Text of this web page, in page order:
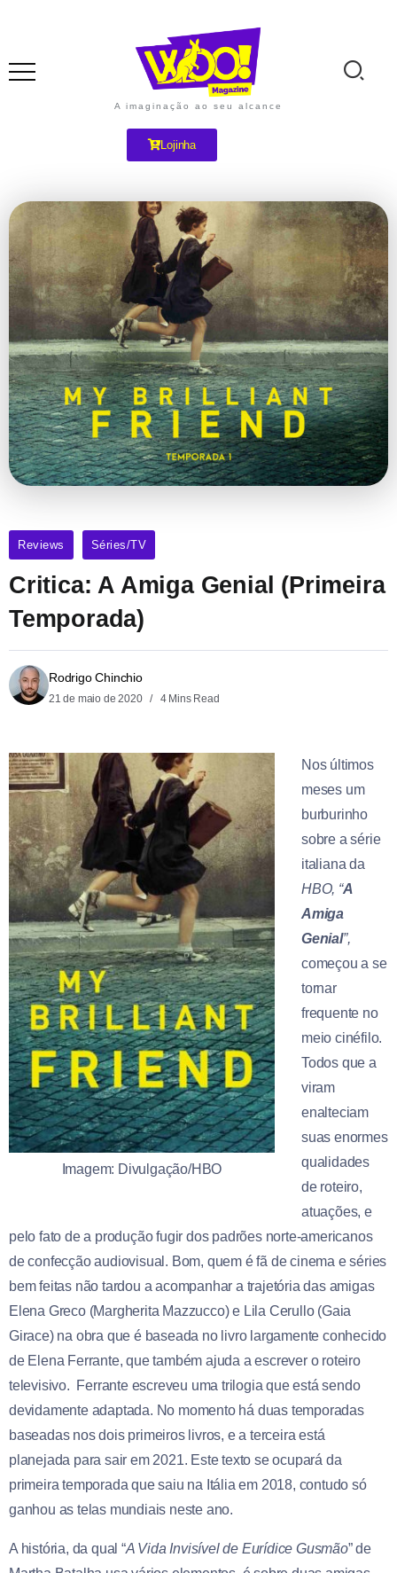
A imaginação ao seu alcance
Lojinha
Reviews Séries/TV
Critica: A Amiga Genial (Primeira
Temporada)
Rodrigo Chinchio
21 de maio de 2020 4 Mins Read
Imagem: Divulgação/HBO
Nos últimos
meses um
burburinho
sobre a série
italiana da
HBO, “A
Amiga
Genial”,
começou a se
tornar
frequente no
meio cinéfilo.
Todos que a
viram
enalteciam
suas enormes
qualidades
de roteiro,
atuações, e
pelo fato de a produção fugir dos padrões norte-americanos
de confecção audiovisual. Bom, quem é fã de cinema e séries
bem feitas não tardou a acompanhar a trajetória das amigas
Elena Greco (Margherita Mazzucco) e Lila Cerullo (Gaia
Girace) na obra que é baseada no livro largamente conhecido
de Elena Ferrante, que também ajuda a escrever o roteiro
televisivo. Ferrante escreveu uma trilogia que está sendo
devidamente adaptada. No momento há duas temporadas
baseadas nos dois primeiros livros, e a terceira está
planejada para sair em 2021. Este texto se ocupará da
primeira temporada que saiu na Itália em 2018, contudo só
ganhou as telas mundiais neste ano.
A história, da qual “A Vida Invisível de Eurídice Gusmão” de